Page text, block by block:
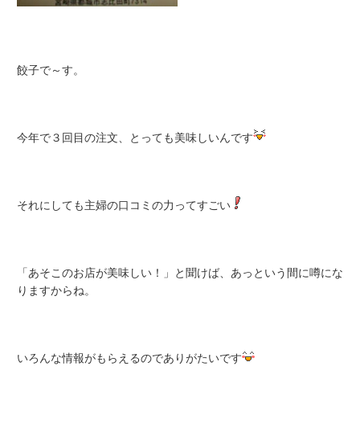
餃子で～す。
今年で３回目の注文、とっても美味しいんです
それにしても主婦の口コミの力ってすごい
「あそこのお店が美味しい！」と聞けば、あっという間に噂にな
りますからね。
いろんな情報がもらえるのでありがたいです